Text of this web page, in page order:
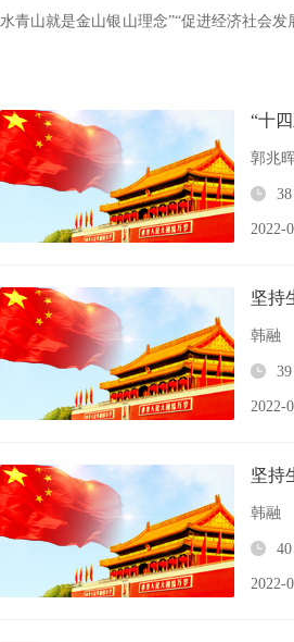
水青山就是金山银山理念”“促进经济社会
“十
郭兆
2022-
坚持
韩融
2022-
坚持
韩融
2022-